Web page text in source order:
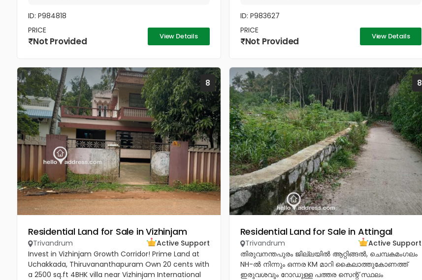
ID: P984818
PRICE
Not Provided View Details
ID: P983627
PRICE
Not Provided View Details
8
Residential Land for Sale in Vizhinjam
Trivandrum
Active Support
Invest in Vizhinjam Growth Corridor! Prime Land at
Uchakkada, Thiruvananthapuram Own 20 cents with
a 2500 sq.ft 4BHK villa near Vizhinjam International
8
Residential Land for Sale in Attingal
Trivandrum
Active Support
തിരുവനന്തപുരം ജില്ലയിൽ ആറ്റിങ്ങൽ, ചെമ്പകമംഗലം
NH-ൽ നിന്നും ഒന്നര KM മാറി കൈലാത്തുകോണത്ത്
ഇരുവശവും റോഡുള്ള പത്തര സെന്റ് സ്ഥലം